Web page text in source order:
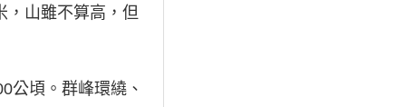
，山雖不算高，但
公頃。群峰環繞、